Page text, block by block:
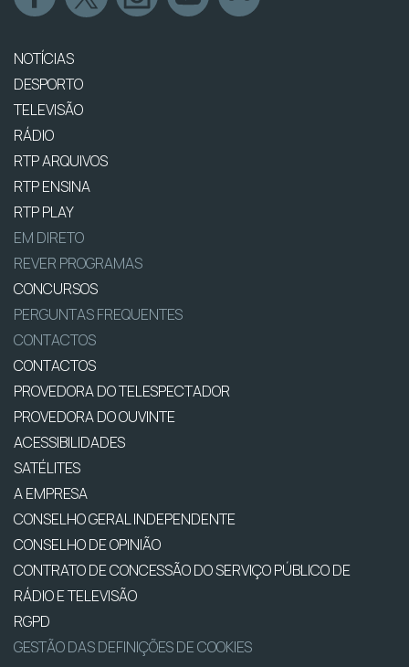
NOTÍCIAS
DESPORTO
TELEVISÃO
RÁDIO
RTP ARQUIVOS
RTP ENSINA
RTP PLAY
EM DIRETO
REVER PROGRAMAS
CONCURSOS
PERGUNTAS FREQUENTES
CONTACTOS
CONTACTOS
PROVEDORA DO TELESPECTADOR
PROVEDORA DO OUVINTE
ACESSIBILIDADES
SATÉLITES
A EMPRESA
CONSELHO GERAL INDEPENDENTE
CONSELHO DE OPINIÃO
CONTRATO DE CONCESSÃO DO SERVIÇO PÚBLICO DE
RÁDIO E TELEVISÃO
RGPD
GESTÃO DAS DEFINIÇÕES DE COOKIES